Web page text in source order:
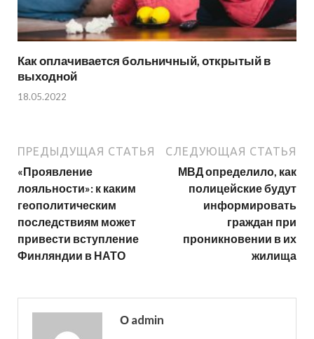
Как оплачивается больничный, открытый в
выходной
18.05.2022
ПРЕДЫДУЩАЯ СТАТЬЯ
«Проявление
лояльности»: к каким
геополитическим
последствиям может
привести вступление
Финляндии в НАТО
СЛЕДУЮЩАЯ СТАТЬЯ
МВД определило, как
полицейские будут
информировать
граждан при
проникновении в их
жилища
О admin